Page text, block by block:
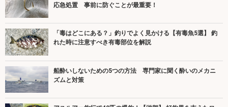
応急処置 事前に防ぐことが最重要！
「毒はどこにある？」釣りでよく見かける【有毒魚5選】 釣
れた時に注意すべき有毒部位を解説
船酔いしないための5つの方法 専門家に聞く酔いのメカニ
ズムと対策